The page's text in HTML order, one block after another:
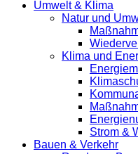
Umwelt & Klima
Natur und
Klima und
Strom &
Bauen & Verkehr